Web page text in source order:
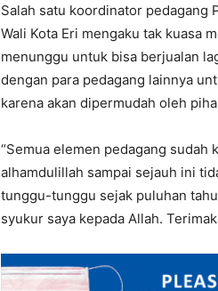
Salah satu koordinator pedagang
Wali Kota Eri mengaku tak kuasa
menunggu untuk bisa berjualan
dengan para pedagang lainnya
karena akan dipermudah oleh
“Semua elemen pedagang sudah
alhamdulillah sampai sejauh ini
tunggu-tunggu sejak puluhan
syukur saya kepada Allah.